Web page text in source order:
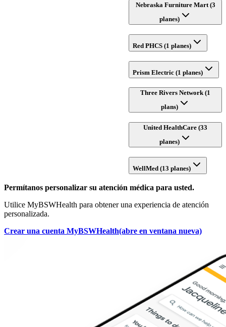
Nebraska Furniture Mart (3
planes)
Red PHCS (1 planes)
Prism Electric (1 planes)
Three Rivers Network (1
plans)
United HealthCare (33
planes)
WellMed (13 planes)
Permítanos personalizar su atención médica para usted.
Utilice MyBSWHealth para obtener una experiencia de atención
personalizada.
Crear una cuenta MyBSWHealth(abre en ventana nueva)